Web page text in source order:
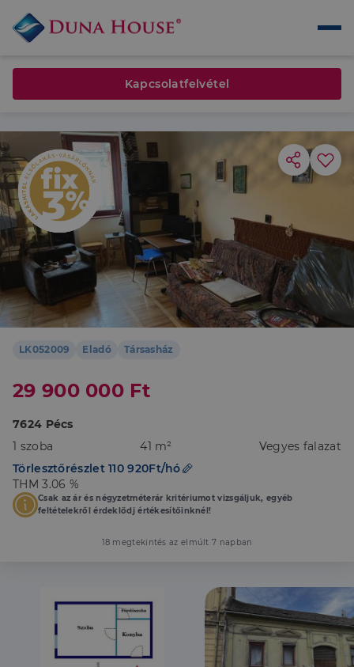
LK052009 Eladó Társasház
29 900 000 Ft
7624 Pécs
1 szoba
41 m²
Vegyes falazat
Törlesztőrészlet 110 920Ft/hó
THM 3.06 %
Csak az ár és négyzetméterár kritériumot vizsgáljuk, egyéb
feltételekről érdeklődj értékesítőinknél!
18 megtekintés az elmúlt 7 napban
Kapcsolatfelvétel